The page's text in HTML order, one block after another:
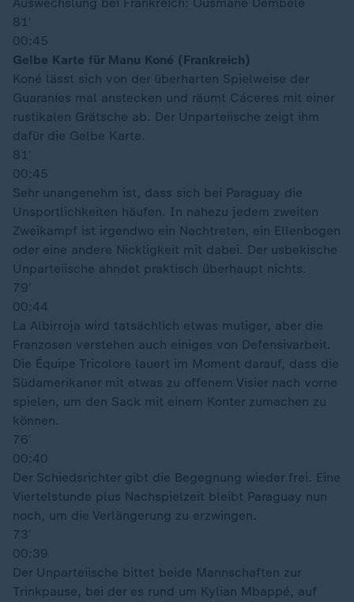
81′
00:45
Gelbe Karte für Manu Koné (Frankreich)
Koné lässt sich von der überharten Spielweise der
Guaraníes mal anstecken und räumt Cáceres mit einer
rustikalen Grätsche ab. Der Unparteiische zeigt ihm
dafür die Gelbe Karte.
81′
00:45
Sehr unangenehm ist, dass sich bei Paraguay die
Unsportlichkeiten häufen. In nahezu jedem zweiten
Zweikampf ist irgendwo ein Nachtreten, ein Ellenbogen
oder eine andere Nickligkeit mit dabei. Der usbekische
Unparteiische ahndet praktisch überhaupt nichts.
79′
00:44
La Albirroja wird tatsächlich etwas mutiger, aber die
Franzosen verstehen auch einiges von Defensivarbeit.
Die Équipe Tricolore lauert im Moment darauf, dass die
Südamerikaner mit etwas zu offenem Visier nach vorne
spielen, um den Sack mit einem Konter zumachen zu
können.
76′
00:40
Der Schiedsrichter gibt die Begegnung wieder frei. Eine
Viertelstunde plus Nachspielzeit bleibt Paraguay nun
noch, um die Verlängerung zu erzwingen.
73′
00:39
Der Unparteiische bittet beide Mannschaften zur
Trinkpause, bei der es rund um Kylian Mbappé, auf